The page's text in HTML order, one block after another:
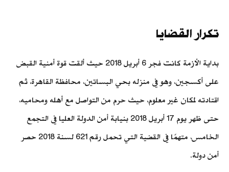
تكرار القضايا
بداية الأزمة كانت فجر 6 أبريل 2018 حيث ألقت قوة أمنية القبض
على أكسجين، وهو في منزله بحي البساتين، محافظة القاهرة، ثم
اقتادته لمكان غير معلوم، حيث حرم من التواصل مع أهله ومحاميه،
حتى ظهر يوم 17 أبريل 2018 بنيابة أمن الدولة العليا في التجمع
الخامس، متهمًا في القضية التي تحمل رقم 621 لسنة 2018 حصر
أمن دولة.